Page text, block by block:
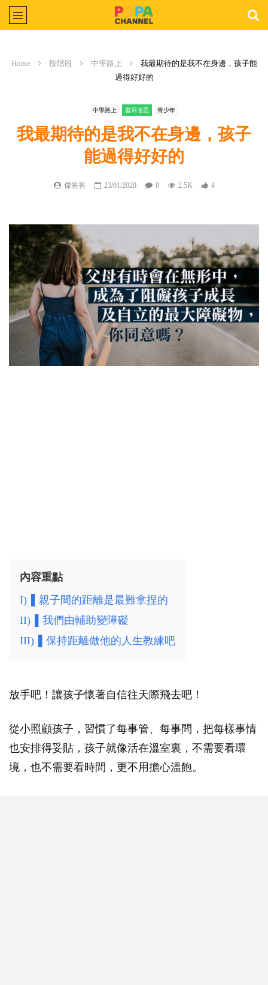
Home 按階段 中學路上
我最期待的是我不在身邊，孩子能
過得好好的
中學路上 書寫省思 青少年
我最期待的是我不在身邊，孩子
能過得好好的
傑爸爸 23/01/2020 0 2.5K 4
內容重點
I)
▌親子間的距離是最難拿捏的
II)
▌我們由輔助變障礙
III)
▌保持距離做他的人生教練吧
放手吧！讓孩子懷著自信往天際飛去吧！
從小照顧孩子，習慣了每事管、每事問，把每樣事情
也安排得妥貼，孩子就像活在溫室裏，不需要看環
境，也不需要看時間，更不用擔心溫飽。